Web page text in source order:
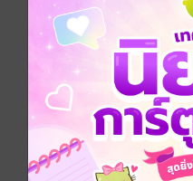
ขออ
ไม่พบข้อมูลใน